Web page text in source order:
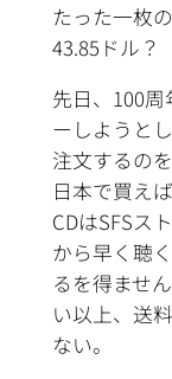
たった一枚
43.85ドル？
先日、100
ーしようと
注文するの
日本で買え
CDはSFSス
から早く聴
るを得ませ
い以上、送
ない。